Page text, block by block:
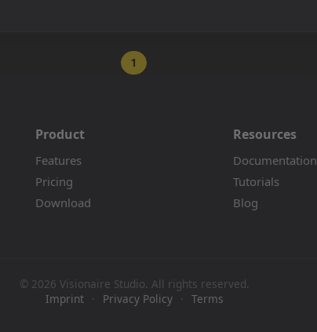
1
Product
Features
Pricing
Download
Resources
Documentation
Tutorials
Blog
© 2026 Visionaire Studio. All rights reserved.
Imprint
· Privacy Policy · Terms